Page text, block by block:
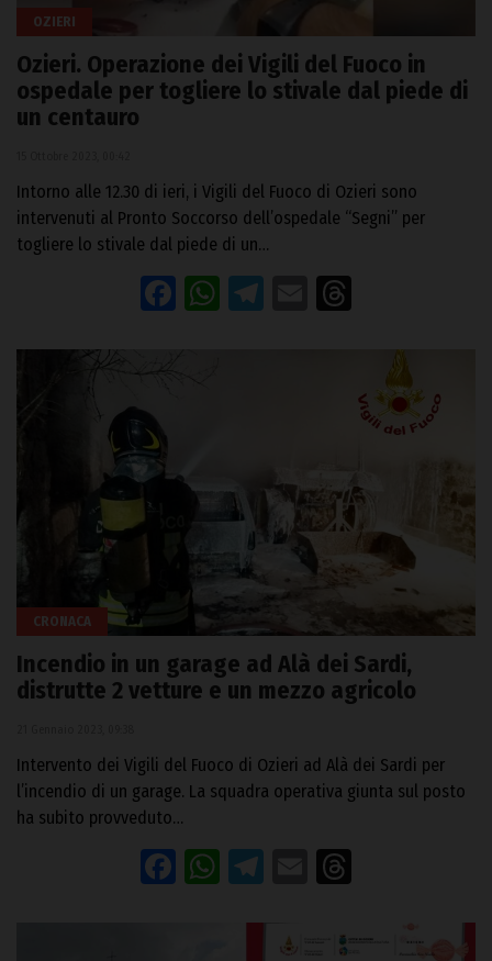
OZIERI
Ozieri. Operazione dei Vigili del Fuoco in
ospedale per togliere lo stivale dal piede di
un centauro
Intorno alle 12.30 di ieri, i Vigili del Fuoco di Ozieri sono
intervenuti al Pronto Soccorso dell’ospedale “Segni” per
togliere lo stivale dal piede di un…
Facebook
WhatsApp
Telegram
Email
CRONACA
Incendio in un garage ad Alà dei Sardi,
distrutte 2 vetture e un mezzo agricolo
Intervento dei Vigili del Fuoco di Ozieri ad Alà dei Sardi per
l’incendio di un garage. La squadra operativa giunta sul posto
ha subito provveduto…
Facebook
WhatsApp
Telegram
Email